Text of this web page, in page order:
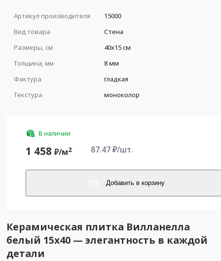
Артикул производителя
15000
Вид товара
Стена
Размеры, см
40x15 см
Толщина, мм
8 мм
Фактура
гладкая
Текстура
моноколор
В наличии
1 458 ₽/м2 87.47₽/шт.
Добавить в корзину
Керамическая плитка Вилланелла
белый 15х40 — элегантность в каждой
детали